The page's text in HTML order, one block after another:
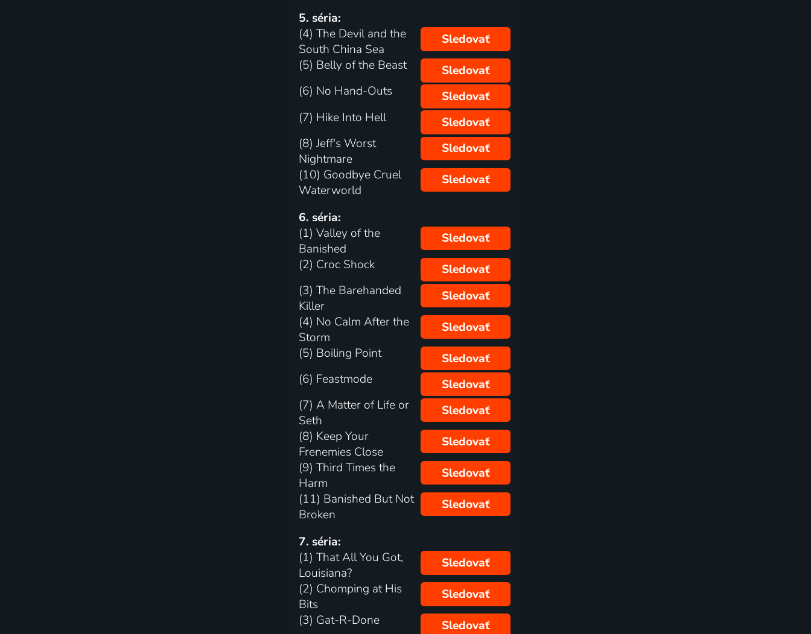
5. séria:
(4) The Devil and the
South China Sea
Sledovať
(5) Belly of the Beast
Sledovať
(6) No Hand-Outs
Sledovať
(7) Hike Into Hell
Sledovať
(8) Jeff's Worst
Nightmare
Sledovať
(10) Goodbye Cruel
Waterworld
Sledovať
6. séria:
(1) Valley of the
Banished
Sledovať
(2) Croc Shock
Sledovať
(3) The Barehanded
Killer
Sledovať
(4) No Calm After the
Storm
Sledovať
(5) Boiling Point
Sledovať
(6) Feastmode
Sledovať
(7) A Matter of Life or
Seth
Sledovať
(8) Keep Your
Frenemies Close
Sledovať
(9) Third Times the
Harm
Sledovať
(11) Banished But Not
Broken
Sledovať
7. séria:
(1) That All You Got,
Louisiana?
Sledovať
(2) Chomping at His
Bits
Sledovať
(3) Gat-R-Done
Sledovať